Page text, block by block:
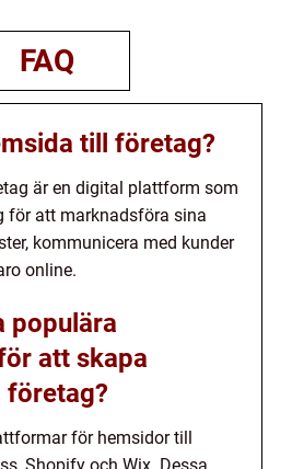
FAQ
till företag?
är en digital plattform som
för att marknadsföra sina
kommunicera med kunder
online.
populära
att skapa
företag?
för hemsidor till
Shopify och Wix. Dessa